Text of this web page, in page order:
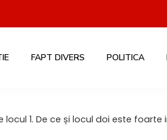
FAPT DIVERS POLITICA
1. De ce și locul doi este